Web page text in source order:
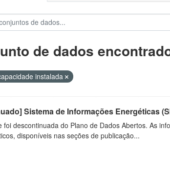
de dados
instalada
Sistema de Informações Energéticas
foi descontinuada do Plano de Dados Abertos. As
disponíveis nas seções de publicação...